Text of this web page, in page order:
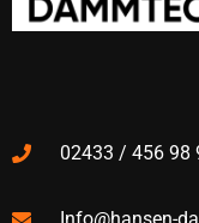
02433 / 456 98